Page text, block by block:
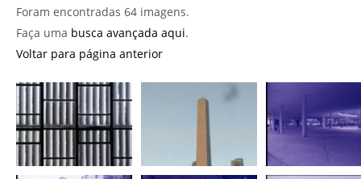
Foram encontradas 64 imagens.
Faça uma busca avançada aqui.
Voltar para página anterior